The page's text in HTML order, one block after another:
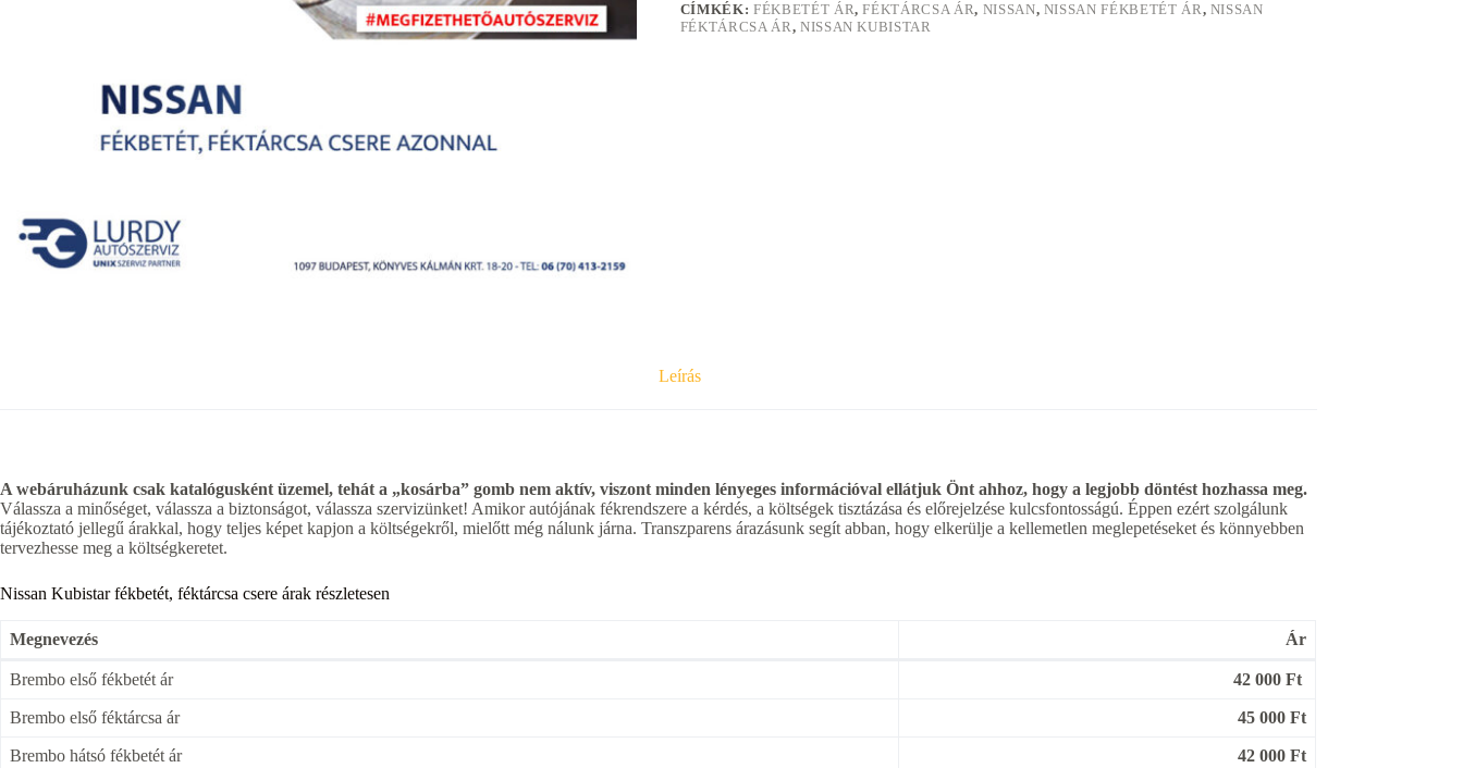
CÍMKÉK: FÉKBETÉT ÁR,FÉKTÁRCSA ÁR, NISSAN, NISSAN FÉKBETÉT ÁR, NISSAN
FÉKTÁRCSA ÁR, NISSAN KUBISTAR
Leírás
A webáruházunk csak katalógusként üzemel, tehát a „kosárba” gomb nem aktív, viszont minden lényeges információval ellátjuk Önt ahhoz, hogy a legjobb döntést hozhassa meg.
Válassza a minőséget, válassza a biztonságot, válassza szervizünket! Amikor autójának fékrendszere a kérdés, a költségek tisztázása és előrejelzése kulcsfontosságú. Éppen ezért szolgálunk
tájékoztató jellegű árakkal, hogy teljes képet kapjon a költségekről, mielőtt még nálunk járna. Transzparens árazásunk segít abban, hogy elkerülje a kellemetlen meglepetéseket és könnyebben
tervezhesse meg a költségkeretet.
Nissan Kubistar fékbetét, féktárcsa csere árak részletesen
Megnevezés Ár
Brembo első fékbetét ár 42 000 Ft
Brembo első féktárcsa ár 45 000 Ft
Brembo hátsó fékbetét ár 42 000 Ft